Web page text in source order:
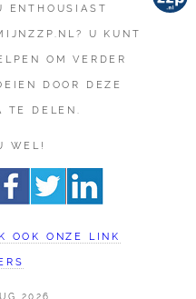
ENTHOUSIAST
U KUNT
OM VERDER
DOOR DEZE
TE DELEN.
WEL!
OOK ONZE LINK
2026